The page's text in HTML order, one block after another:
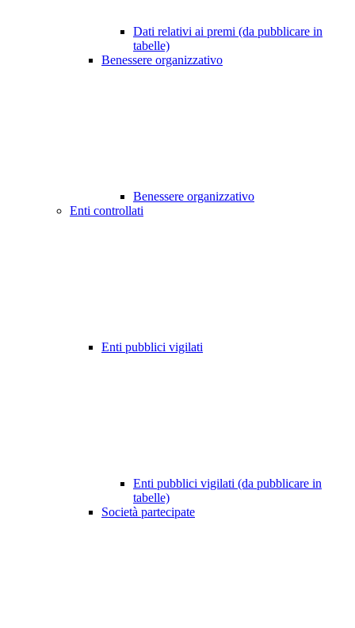
Dati relativi ai premi (da pubblicare in
tabelle)
Benessere organizzativo
Benessere organizzativo
Enti controllati
Enti pubblici vigilati
Enti pubblici vigilati (da pubblicare in
tabelle)
Società partecipate